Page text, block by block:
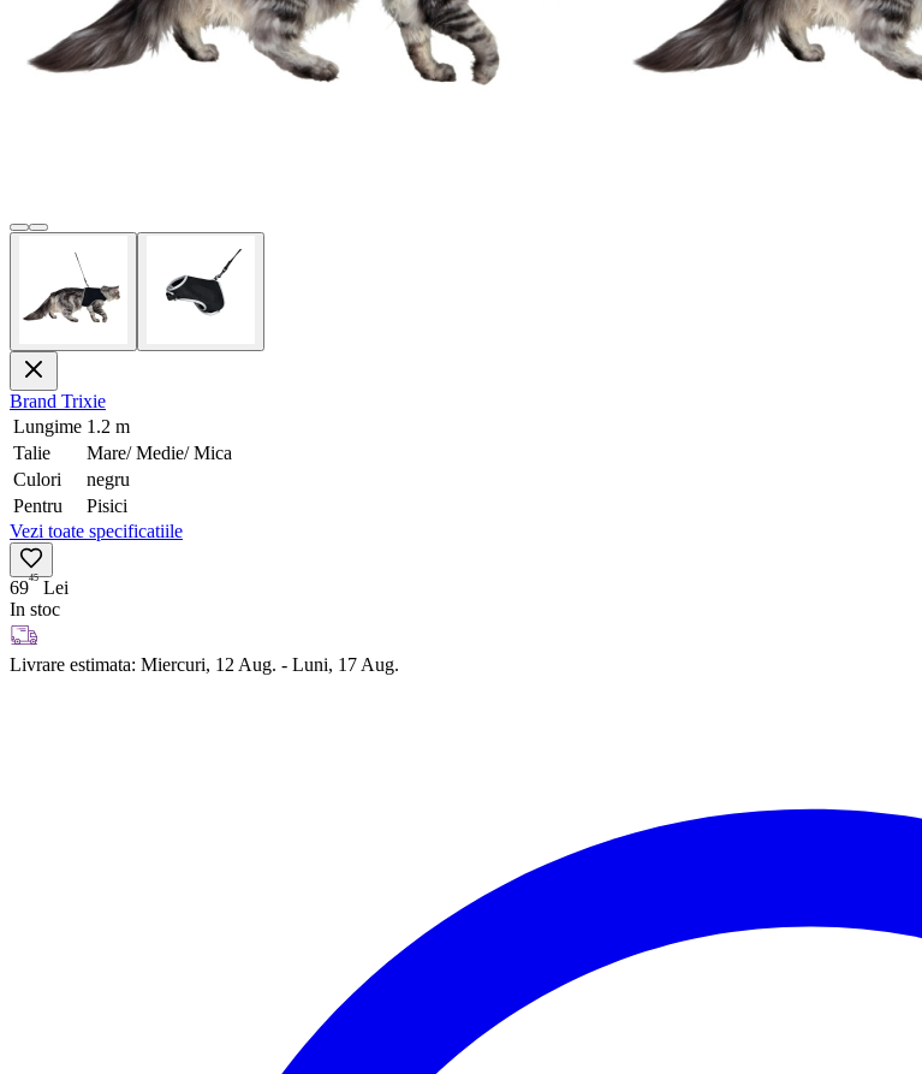
Brand Trixie
Lungime 1.2 m
Talie
Mare/ Medie/ Mica
Culori
negru
Pentru
Pisici
Vezi toate specificatiile
6945 Lei
In stoc
Livrare estimata: Miercuri, 12 Aug. - Luni, 17 Aug.